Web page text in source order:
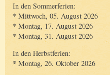
In den Sommerferien:
* Mittwoch, 05. August 2026
* Montag, 17. August 2026
* Montag, 31. August 2026
In den Herbstferien:
* Montag, 26. Oktober 2026